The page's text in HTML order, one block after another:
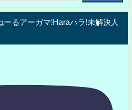
ーるアーガマ!Haraハラ!未解決人